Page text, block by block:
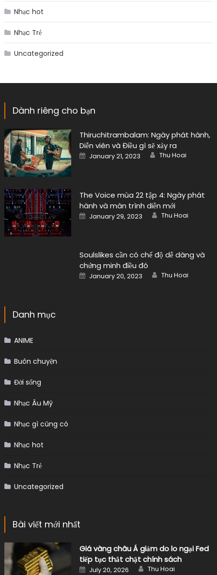
Nhạc hot
Nhạc Trẻ
Uncategorized
Dành riêng cho bạn
Thiruchitrambalam: Ngày phát hành,
Diễn viên và Điều gì sẽ xảy ra
Posted
on
January 21, 2023 Author
Thu Hoai
The Voice mùa 22 tập 4: Ngày phát
hành và màn trình diễn mới
Posted
on
January 29, 2023 Author
Thu Hoai
Soulslikes cần có chế độ dễ dàng và
chứng minh điều đó
Posted
on
January 20, 2023 Author
Thu Hoai
Danh mục
ANIME
Buôn chuyện
Đời sống
Nhạc Âu Mỹ
Nhạc gì cũng có
Nhạc hot
Nhạc Trẻ
Uncategorized
Bài viết mới nhất
Giá vàng châu Á giảm do lo ngại Fed
tiếp tục thắt chặt chính sách
Posted
July 20, 2026 Author
Thu Hoai